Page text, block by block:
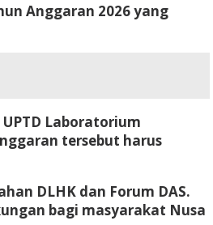
Anggaran 2026 yang
Laboratorium
tersebut harus
DLHK dan Forum DAS.
bagi masyarakat Nusa